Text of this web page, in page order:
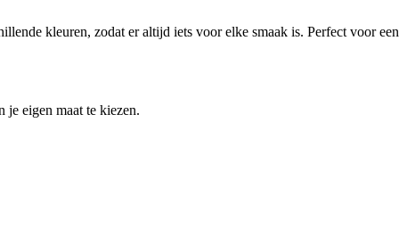
kleuren, zodat er altijd iets voor elke smaak is. Perfect voor een
je eigen maat te kiezen.